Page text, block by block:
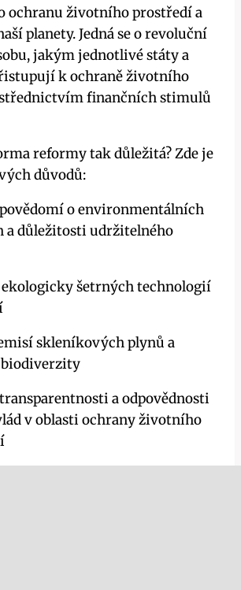
ochranu životního prostředí a
planety. Jedná se o revoluční
jakým jednotlivé státy a
k ochraně životního
finančních stimulů
reformy tak důležitá? Zde je
důvodů:
o environmentálních
a důležitosti udržitelného
ekologicky šetrných technologií
skleníkových plynů a
a odpovědnosti
v oblasti ochrany životního